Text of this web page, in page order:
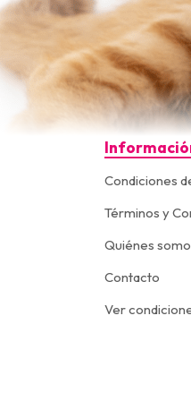
Condiciones
Términos y
Quiénes
Contacto
Ver